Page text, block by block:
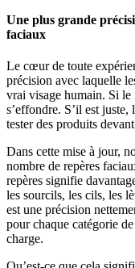
Une plus grande
faciaux
Le cœur de toute
précision avec laquelle
vrai visage humain. Si le
s’effondre. S’il est
tester des produits
Dans cette mise à jour,
nombre de repères
repères signifie
les sourcils, les cils, les
est une précision
pour chaque catégorie
charge.